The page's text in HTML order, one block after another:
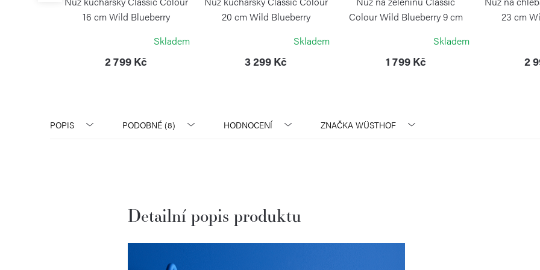
16 cm Wild Blueberry
Skladem
2 799 Kč
20 cm Wild Blueberry
Skladem
3 299 Kč
Colour Wild Blueberry 9 cm
Skladem
1 799 Kč
23 cm
2
POPIS PODOBNÉ (8) HODNOCENÍ ZNAČKA WÜSTHOF
Detailní popis produktu